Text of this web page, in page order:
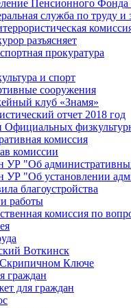
Пенсионного
служба по труду и
разъясняет
прокуратура
и спорт
сооружения
клуб «Знамя»
отчет 2018 год
Официальных
комиссия
комиссии
УР "Об
УР "Об установлении
благоустройства
работы
комиссия по
Воткинск
Ключе
граждан
для граждан